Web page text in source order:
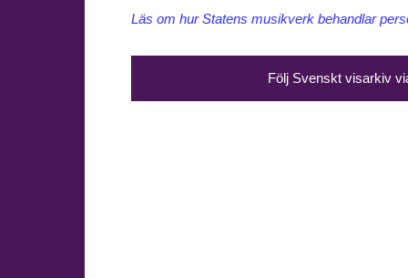
Läs om hur Statens musikverk behandlar
Följ Svenskt visarkiv